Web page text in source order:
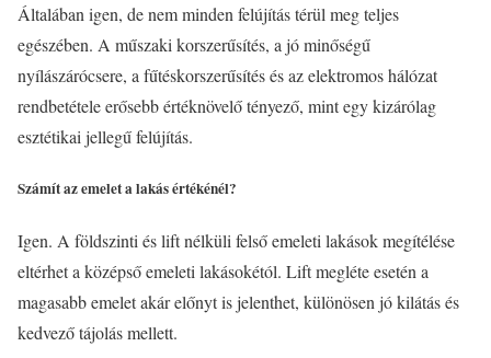
Általában igen, de nem minden felújítás térül meg teljes
egészében. A műszaki korszerűsítés, a jó minőségű
nyílászárócsere, a fűtéskorszerűsítés és az elektromos hálózat
rendbetétele erősebb értéknövelő tényező, mint egy kizárólag
esztétikai jellegű felújítás.
Számít az emelet a lakás értékénél?
Igen. A földszinti és lift nélküli felső emeleti lakások megítélése
eltérhet a középső emeleti lakásokétól. Lift megléte esetén a
magasabb emelet akár előnyt is jelenthet, különösen jó kilátás és
kedvező tájolás mellett.